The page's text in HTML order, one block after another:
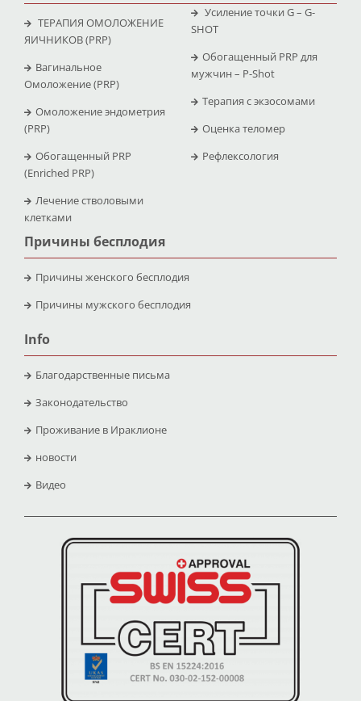
ТЕРАПИЯ ОМОЛОЖЕНИЕ
ЯИЧНИКОВ (PRP)
Вагинальное
Омоложение (PRP)
Омоложение эндометрия
(PRP)
Обогащенный PRP
(Enriched PRP)
Лечение стволовыми
клетками
Усиление точки G – G-
SHOT
Обогащенный PRP для
мужчин – P-Shot
Терапия с экзосомами
Оценка теломер
Рефлексология
Причины бесплодия
Причины женского бесплодия
Причины мужского бесплодия
Info
Благодарственные письма
Законодательство
Проживание в Ираклионе
новости
Видео